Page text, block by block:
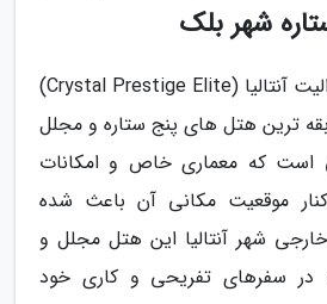
هتل کریستال پرستیژ الیت آنتالیا (Crystal Prestige Elite)
ترین هتل های پنج ستاره و مجلل
است که معماری خاص و امکانات
موقعیت مکانی آن باعث شده
شهر آنتالیا این هتل مجلل و
در سفرهای تفریحی و کاری خود